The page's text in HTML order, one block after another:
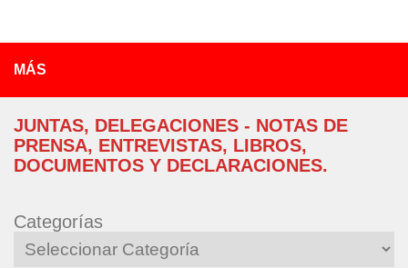
MÁS
JUNTAS, DELEGACIONES - NOTAS DE
PRENSA, ENTREVISTAS, LIBROS,
DOCUMENTOS Y DECLARACIONES.
Categorías